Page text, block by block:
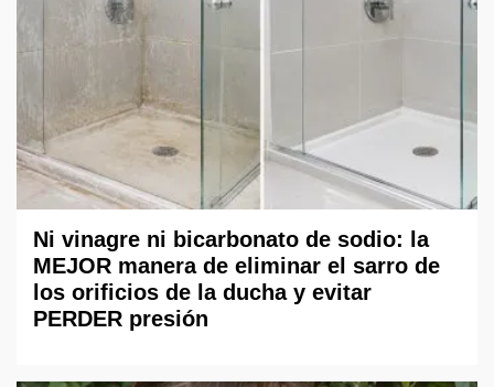
Ni vinagre ni bicarbonato de sodio: la
MEJOR manera de eliminar el sarro de
los orificios de la ducha y evitar
PERDER presión